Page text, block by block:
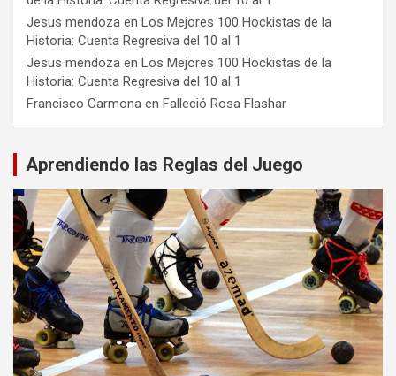
Jesus mendoza en Los Mejores 100 Hockistas de la
Historia: Cuenta Regresiva del 10 al 1
Jesus mendoza en Los Mejores 100 Hockistas de la
Historia: Cuenta Regresiva del 10 al 1
Francisco Carmona en Falleció Rosa Flashar
Aprendiendo las Reglas del Juego